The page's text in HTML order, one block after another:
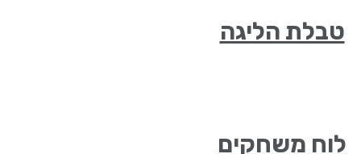
טבלת הליגה
לוח משחקים